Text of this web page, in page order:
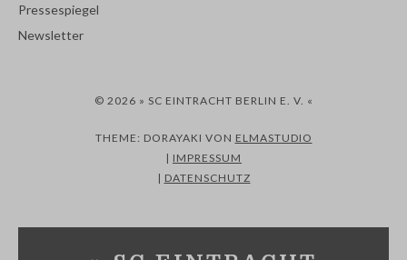
Pressespiegel
Newsletter
© 2026 » SC EINTRACHT BERLIN E. V. «
THEME: DORAYAKI VON ELMASTUDIO
| IMPRESSUM
| DATENSCHUTZ